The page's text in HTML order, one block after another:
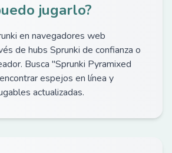
jugarlo?
en navegadores web
de hubs Sprunki de confianza o
Busca "Sprunki Pyramixed
espejos en línea y
actualizadas.